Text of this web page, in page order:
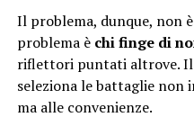
Il problema, dunque, non
problema è chi finge di
riflettori puntati altrove. Il
seleziona le battaglie non
ma alle convenienze.